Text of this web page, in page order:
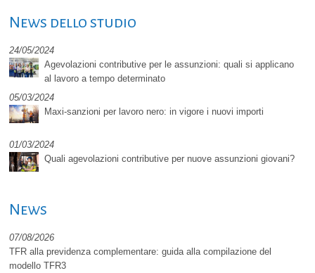
News dello studio
24/05/2024
Agevolazioni contributive per le assunzioni: quali si applicano
al lavoro a tempo determinato
05/03/2024
Maxi-sanzioni per lavoro nero: in vigore i nuovi importi
01/03/2024
Quali agevolazioni contributive per nuove assunzioni giovani?
News
07/08/2026
TFR alla previdenza complementare: guida alla compilazione del
modello TFR3